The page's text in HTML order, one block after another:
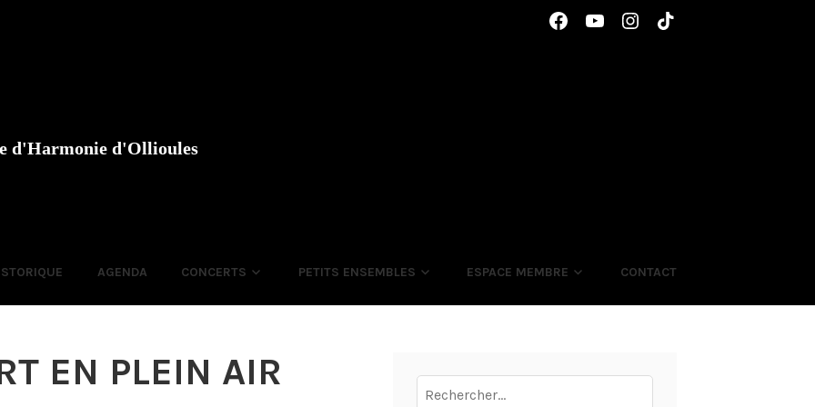
Élément
de
Élément
de
Élément
de
Élément
de
d'Harmonie d'Ollioules
AGENDA CONCERTS PETITS ENSEMBLES ESPACE MEMBRE CONTACT
EN PLEIN AIR
Rechercher :